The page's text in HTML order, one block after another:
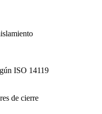
ISO 14119
de cierre